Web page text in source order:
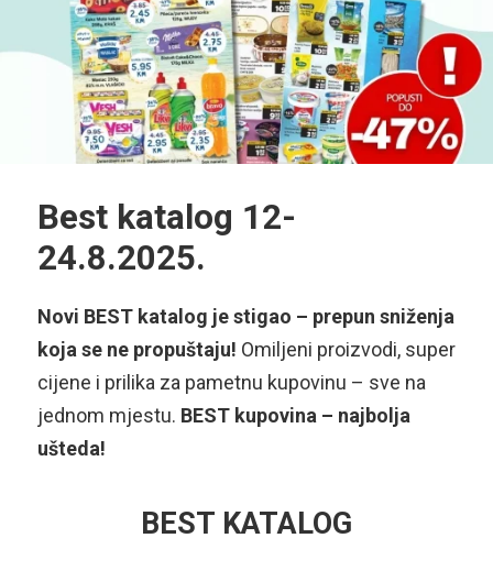
Best katalog 12-
24.8.2025.
Novi BEST katalog je stigao – prepun sniženja
koja se ne propuštaju! Omiljeni proizvodi, super
cijene i prilika za pametnu kupovinu – sve na
jednom mjestu. BEST kupovina – najbolja
ušteda!
BEST KATALOG